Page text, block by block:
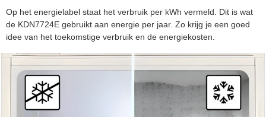
Op het energielabel staat het verbruik per kWh vermeld. Dit is wat
de KDN7724E gebruikt aan energie per jaar. Zo krijg je een goed
idee van het toekomstige verbruik en de energiekosten.